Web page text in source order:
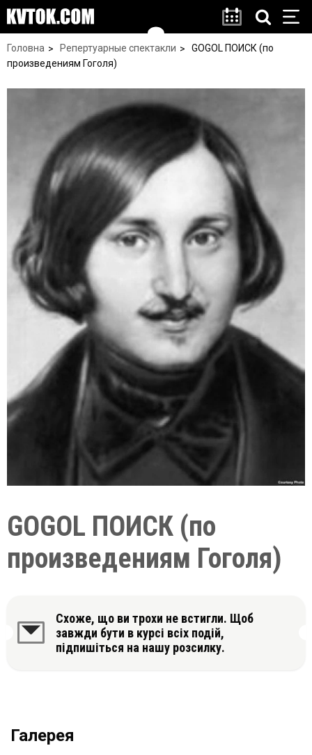
Головна Репертуарные спектакли
GOGOL ПОИСК (по
произведениям Гоголя)
GOGOL ПОИСК (по
произведениям Гоголя)
Схоже, що ви трохи не встигли. Щоб
завжди бути в курсі всіх подій,
підпишіться на нашу розсилку.
Галерея